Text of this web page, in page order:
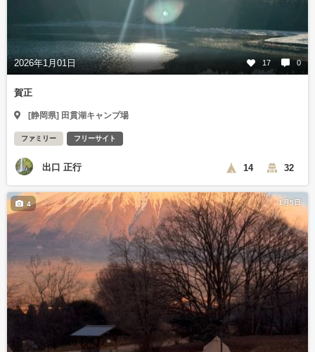
2026年1月01日 17 0
賀正
[静岡県] 田貫湖キャンプ場
ファミリー フリーサイト
出口 正行 14 32
1月5日
4